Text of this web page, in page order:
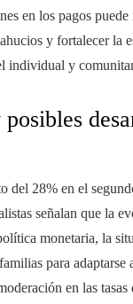
en los pagos puede
y fortalecer la
individual y
del 28% en el
señalan que la
monetaria, la
para adaptarse
en las tasas